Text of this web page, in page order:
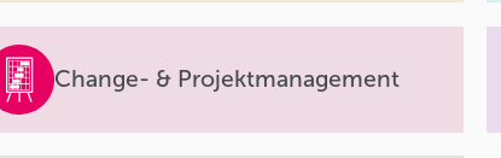
Change- & Projektmanagement